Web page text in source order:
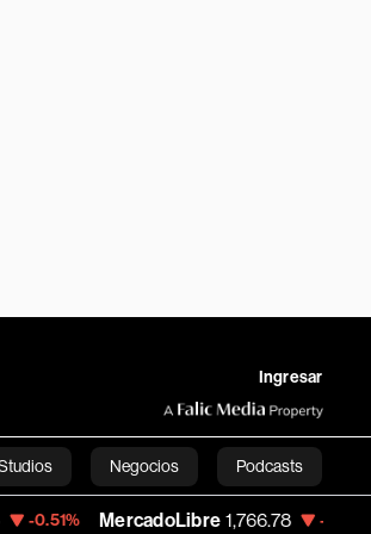
Ingresar
Negocios Podcasts
MercadoLibre 1,766.78 -8.22%